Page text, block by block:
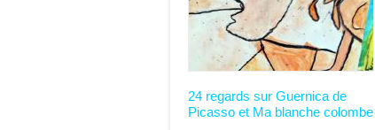
24 regards sur Guernica de
Picasso et Ma blanche colombe